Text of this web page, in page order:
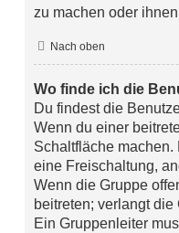
zu machen oder
Nach oben
Wo finde ich die
Du findest die
Wenn du einer
Schaltfläche
eine Freischaltung,
Wenn die Gruppe
beitreten; verlangt
Ein Gruppenleiter